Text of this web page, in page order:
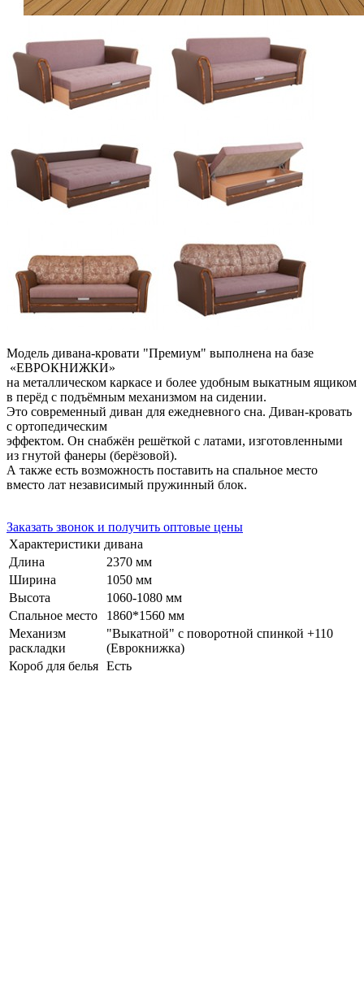
Модель дивана-кровати "Премиум" выполнена на базе
«ЕВРОКНИЖКИ»
на металлическом каркасе и более удобным выкатным ящиком
в перёд с подъёмным механизмом на сидении.
Это современный диван для ежедневного сна. Диван-кровать
с ортопедическим
эффектом. Он снабжён решёткой с латами, изготовленными
из гнутой фанеры (берёзовой).
А также есть возможность поставить на спальное место
вместо лат независимый пружинный блок.
Заказать звонок и получить оптовые цены
Характеристики дивана
Длина
2370 мм
Ширина
1050 мм
Высота
1060-1080 мм
Спальное место
1860*1560 мм
Механизм
раскладки
"Выкатной" с поворотной спинкой +110
(Еврокнижка)
Короб для белья Есть